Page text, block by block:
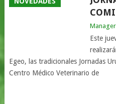
Este
Egeo, las tradicionales Jornadas
Centro Médico Veterinario de